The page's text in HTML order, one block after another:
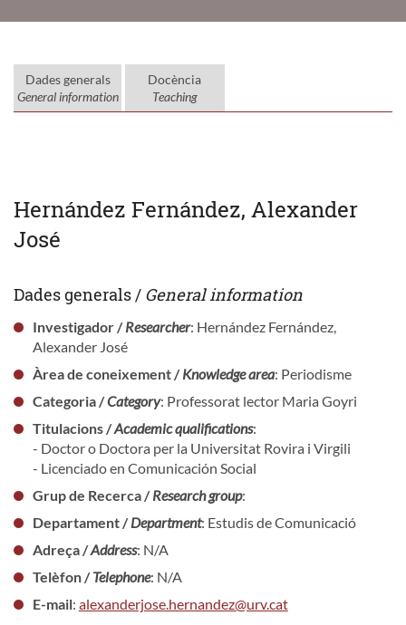
Dades generals
General information
Docència
Teaching
Hernández Fernández, Alexander
José
Dades generals / General information
Investigador /Researcher: Hernández Fernández,
Alexander José
Àrea de coneixement /Knowledge area: Periodisme
Categoria /Category: Professorat lector Maria Goyri
Titulacions /Academic qualifications:
- Doctor o Doctora per la Universitat Rovira i Virgili
- Licenciado en Comunicación Social
Grup de Recerca /Research group:
Departament /Department: Estudis de Comunicació
Adreça /Address: N/A
Telèfon /Telephone: N/A
E-mail: alexanderjose.hernandez@urv.cat